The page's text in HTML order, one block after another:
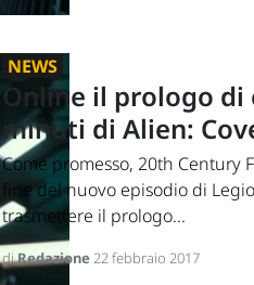
NEWS
Online il prologo di
minuti di Alien:
Come promesso, 20th Century
fine del nuovo episodio di
trasmettere il prologo...
diRedazione22 febbraio 2017